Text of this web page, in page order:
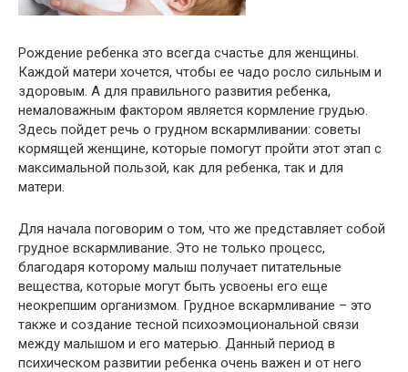
Рождение ребенка это всегда счастье для женщины.
Каждой матери хочется, чтобы ее чадо росло сильным и
здоровым. А для правильного развития ребенка,
немаловажным фактором является кормление грудью.
Здесь пойдет речь о грудном вскармливании: советы
кормящей женщине, которые помогут пройти этот этап с
максимальной пользой, как для ребенка, так и для
матери.
Для начала поговорим о том, что же представляет собой
грудное вскармливание. Это не только процесс,
благодаря которому малыш получает питательные
вещества, которые могут быть усвоены его еще
неокрепшим организмом. Грудное вскармливание – это
также и создание тесной психоэмоциональной связи
между малышом и его матерью. Данный период в
психическом развитии ребенка очень важен и от него